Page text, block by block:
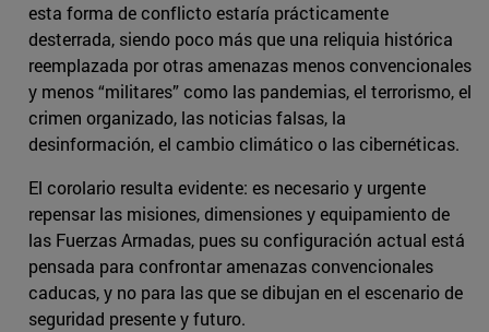
esta forma de conflicto estaría prácticamente
desterrada, siendo poco más que una reliquia histórica
reemplazada por otras amenazas menos convencionales
y menos “militares” como las pandemias, el terrorismo, el
crimen organizado, las noticias falsas, la
desinformación, el cambio climático o las cibernéticas.
El corolario resulta evidente: es necesario y urgente
repensar las misiones, dimensiones y equipamiento de
las Fuerzas Armadas, pues su configuración actual está
pensada para confrontar amenazas convencionales
caducas, y no para las que se dibujan en el escenario de
seguridad presente y futuro.